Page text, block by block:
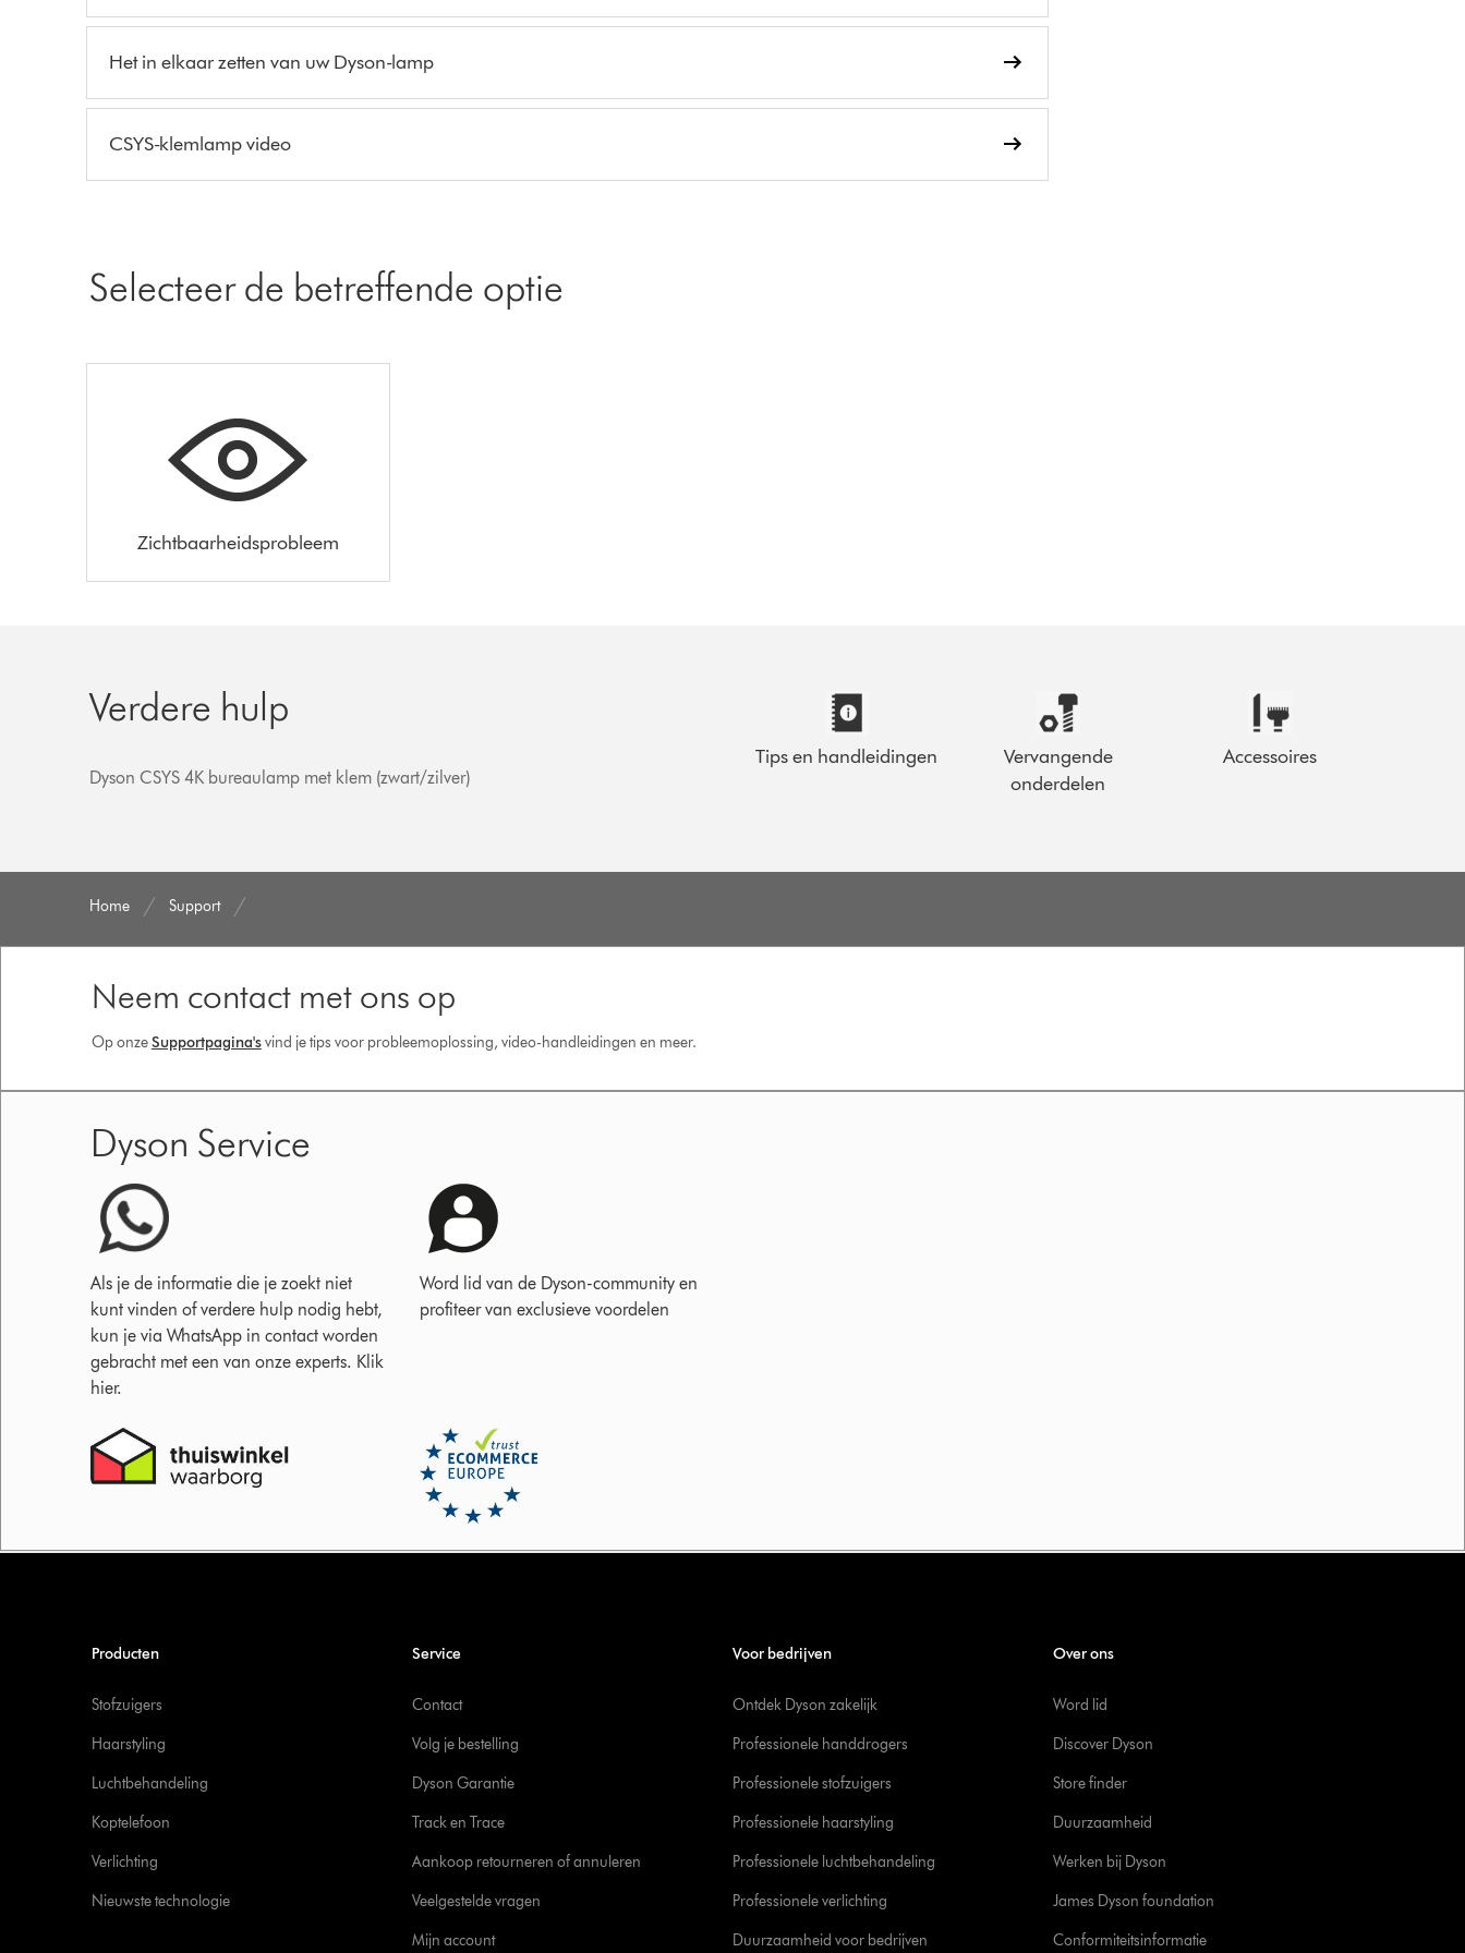
Het in elkaar zetten van uw Dyson-lamp
CSYS-klemlamp video
Selecteer de betreffende optie
Zichtbaarheidsprobleem
Verdere hulp
Dyson CSYS 4K bureaulamp met klem (zwart/zilver)
Tips en handleidingen
Vervangende
onderdelen
Accessoires
Home Support
Neem contact met ons op
Op onzeSupportpagina'svind je tips voor probleemoplossing, video-handleidingen en meer.
Dyson Service
Als je de informatie die je zoekt niet
kunt vinden of verdere hulp nodig hebt,
kun je via WhatsApp in contact worden
gebracht met een van onze experts. Klik
hier.
Word lid van de Dyson-community en
profiteer van exclusieve voordelen
Producten
Stofzuigers
Haarstyling
Luchtbehandeling
Koptelefoon
Verlichting
Nieuwste technologie
Service
Contact
Volg je bestelling
Dyson Garantie
Track en Trace
Aankoop retourneren of annuleren
Veelgestelde vragen
Mijn account
Voor bedrijven
Ontdek Dyson zakelijk
Professionele handdrogers
Professionele stofzuigers
Professionele haarstyling
Professionele luchtbehandeling
Professionele verlichting
Duurzaamheid voor bedrijven
Over ons
Word lid
Discover Dyson
Store finder
Duurzaamheid
Werken bij Dyson
James Dyson foundation
Conformiteitsinformatie